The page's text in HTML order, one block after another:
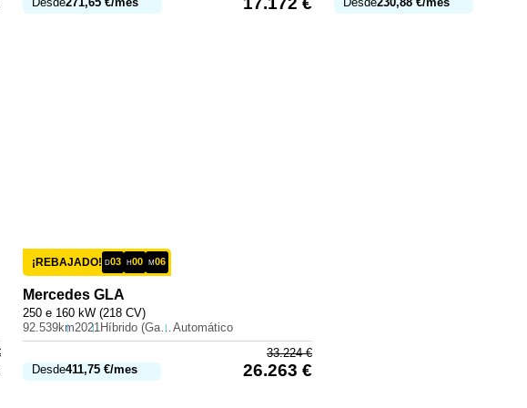
¡REBAJADO! D03 H00 M06
Mercedes GLA
250 e 160 kW (218 CV)
92.539km2021 Híbrido (Gasolina)Automático
Desde411,75 €/mes
33.224€
26.263 €